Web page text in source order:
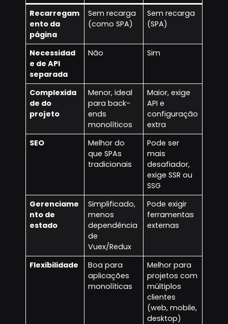
Recarregam
ento da
página
Sem recarga
(como SPA)
Sem recarga
(SPA)
Necessidad
e de API
separada
Não Sim
Complexida
de do
projeto
Menor, ideal
para back-
ends
monolíticos
Maior, exige
API e
configuração
extra
SEO
Melhor do
que SPAs
tradicionais
Pode ser
mais
desafiador,
exige SSR ou
SSG
Gerenciame
nto de
estado
Simplificado,
menos
dependência
de
Vuex/Redux
Pode exigir
ferramentas
externas
Flexibilidade
Boa para
aplicações
monolíticas
Melhor para
projetos com
múltiplos
clientes
(web, mobile,
desktop)